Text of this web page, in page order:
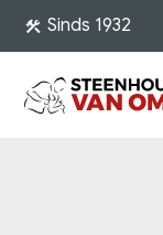
construction Sinds 1932